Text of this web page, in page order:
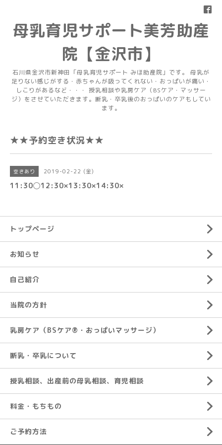
母乳育児サポート美芳助産
院【金沢市】
石川県金沢市新神田「母乳育児サポート みほ助産院」です。 母乳が
足りない感じがする・赤ちゃんが吸ってくれない・おっぱいが痛い・
しこりがあるなど・・・ 授乳相談や乳房ケア（BSケア・マッサー
ジ）をさせていただきます。断乳・卒乳後のおっぱいのケアもしてい
ます。
★★予約空き状況★★
空きあり 2019-02-22 (金)
11:30◯12:30×13:30×14:30×
トップページ
お知らせ
自己紹介
当院の方針
乳房ケア（BSケア®︎・おっぱいマッサージ）
断乳・卒乳について
授乳相談、出産前の母乳相談、育児相談
料金・もちもの
ご予約方法